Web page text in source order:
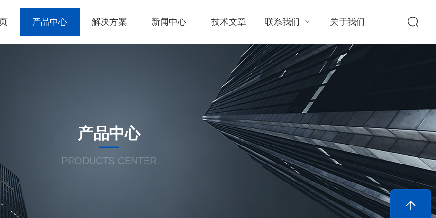
产品中心 解决方案 新闻中心 技术文章 联系我们 关于我们
产品中心
PRODUCTS CENTER